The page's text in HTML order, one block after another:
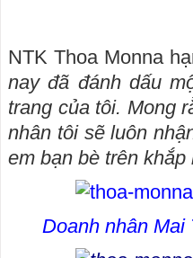
NTK Thoa Monna
nay đã đánh dấu
trang của tôi. Mong
nhân tôi sẽ luôn
em bạn bè trên
Doanh nhân Mai